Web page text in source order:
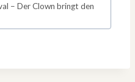
– Der Clown bringt den